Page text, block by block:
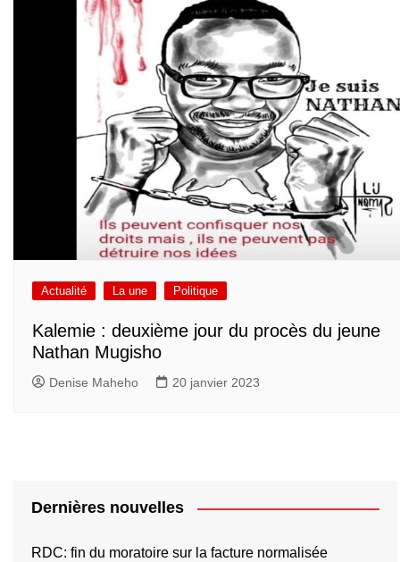
Actualité La une Politique
Kalemie : deuxième jour du procès du jeune
Nathan Mugisho
Denise Maheho 20 janvier 2023
Dernières nouvelles
RDC: fin du moratoire sur la facture normalisée